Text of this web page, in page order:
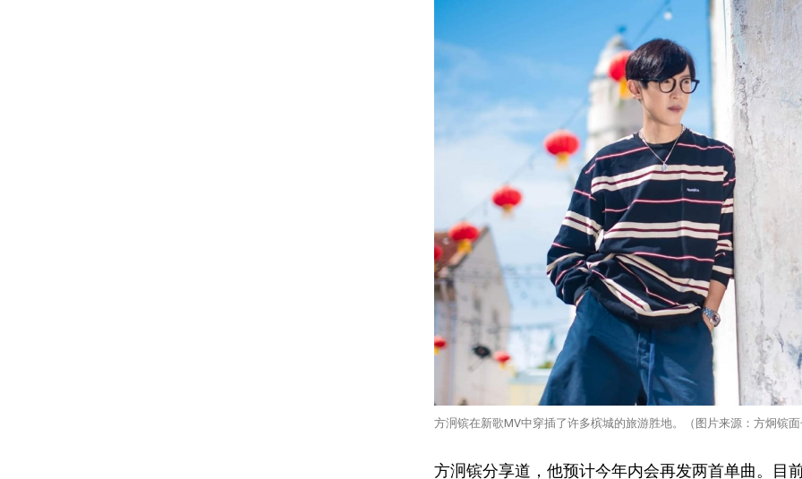
方泂镔在新歌MV中穿插了许多槟城的旅游胜地。（图片来源：方炯镔
方泂镔分享道，他预计今年内会再发两首单曲。目